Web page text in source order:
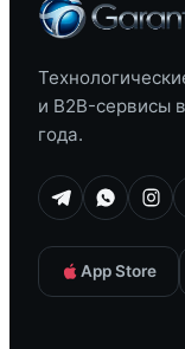
и B2B-сервисы
года.
App Store